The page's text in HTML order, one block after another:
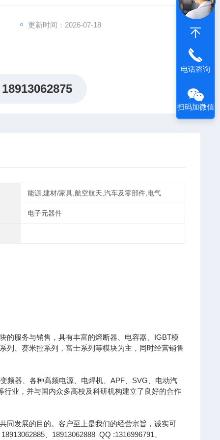
更新时间：2026-07-18
18913062875
能源,建材/家具,航空航天,汽车及零部件,电气
电子元器件
的服务与销售，具有丰富的熔断器、电容器、IGBT模
列、赛米控系列，富士系列等模块为主，同时经营销售
频器、各种高频电源、电焊机、APF、SVG、电动汽
业，并与国内众多高校及科研机构建立了良好的合作
同发展的目的。客户至上是我们的经营宗旨，诚实可
、18913062888 QQ :1316996791、
电话咨询
扫码加微信